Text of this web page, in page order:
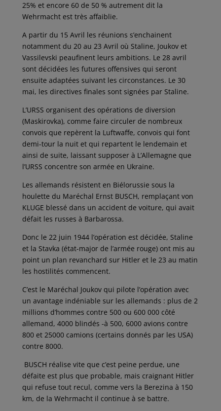
25% et encore 60 de 50 % autrement dit la
Wehrmacht est très affaiblie.
A partir du 15 Avril les réunions s’enchainent
notamment du 20 au 23 Avril où Staline, Joukov et
Vassilevski peaufinent leurs ambitions. Le 28 avril
sont décidées les futures offensives qui seront
ensuite adaptées suivant les circonstances. Le 30
mai, les directives finales sont signées par Staline.
L’URSS organisent des opérations de diversion
(Maskirovka), comme faire circuler de nombreux
convois que repèrent la Luftwaffe, convois qui font
demi-tour la nuit et qui repartent le lendemain et
ainsi de suite, laissant supposer à L’Allemagne que
l’URSS concentre son armée en Ukraine.
Les allemands résistent en Biélorussie sous la
houlette du Maréchal Ernst BUSCH, remplaçant von
KLUGE blessé dans un accident de voiture, qui avait
défait les russes à Barbarossa.
Donc le 22 juin 1944 l’opération est décidée, Staline
et la Stavka (état-major de l’armée rouge) ont mis au
point un plan revanchard sur Hitler et le 23 au matin
les hostilités commencent.
C’est le Maréchal Joukov qui pilote l’opération avec
un avantage indéniable sur les allemands : plus de 2
millions d’hommes contre 500 ou 600 000 côté
allemand, 4000 blindés -à 500, 6000 avions contre
800 et 25000 camions (certains donnés par les USA)
contre 8000.
BUSCH réalise vite que c’est peine perdue, une
défaite est plus que probable, mais craignant Hitler
qui refuse tout recul, comme vers la Berezina à 150
km, de la Wehrmacht il continue à se battre.